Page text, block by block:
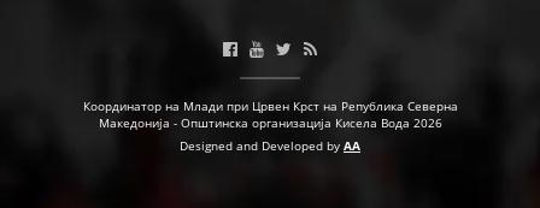
ПРИРАЧНИЦИ
Координатор на Млади при Црвен Крст на Република Северна
Македонија - Општинска организација Кисела Вода 2026
Designed and Developed by AA